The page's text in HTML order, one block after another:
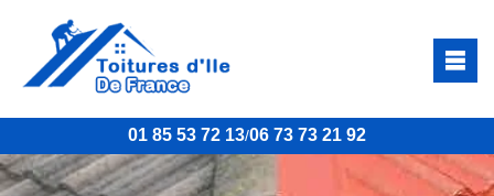
01 85 53 72 13/06 73 73 21 92